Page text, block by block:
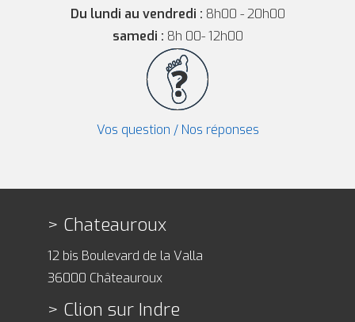
Du lundi au vendredi : 8h00 - 20h00
samedi : 8h 00- 12h00
Vos question / Nos réponses
Chateauroux
12 bis Boulevard de la Valla
36000 Châteauroux
Clion sur Indre